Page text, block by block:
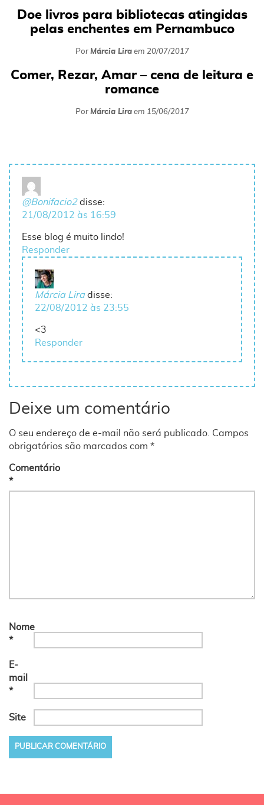
Doe livros para bibliotecas atingidas
pelas enchentes em Pernambuco
Por Márcia Liraem 20/07/2017
Comer, Rezar, Amar – cena de leitura e
romance
Por Márcia Liraem 15/06/2017
@Bonifacio2 disse:
21/08/2012 às 16:59
Esse blog é muito lindo!
Responder
Márcia Lira disse:
22/08/2012 às 23:55
<3
Responder
Deixe um comentário
O seu endereço de e-mail não será publicado. Campos
obrigatórios são marcados com *
Comentário
*
Nome
*
E-
mail
*
Site